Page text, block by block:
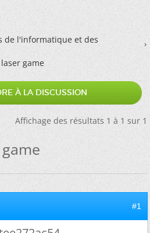
de l'informatique et des
game
À LA DISCUSSION
Affichage des résultats 1 à 1 sur 1
#1